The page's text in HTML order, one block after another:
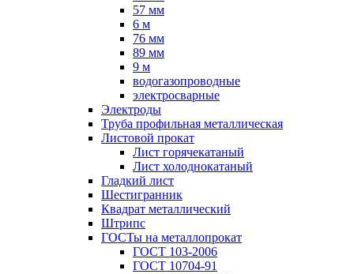
57 мм
6 м
76 мм
89 мм
9 м
водогазопроводные
электросварные
Электроды
Труба профильная металлическая
Листовой прокат
Лист горячекатаный
Лист холоднокатаный
Гладкий лист
Шестигранник
Квадрат металлический
Штрипс
ГОСТы на металлопрокат
ГОСТ 103-2006
ГОСТ 10704-91